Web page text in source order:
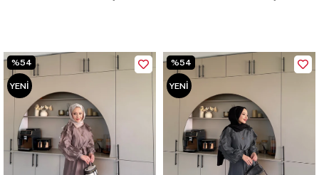
%54
YENI
ÜRÜN
%54
YENI